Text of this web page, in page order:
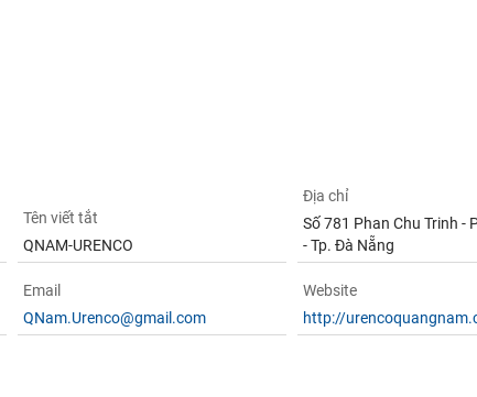
Tên viết tắt
QNAM-URENCO
Địa chỉ
Số 781 Phan Chu Trinh -
- Tp. Đà Nẵng
Email
QNam.Urenco@gmail.com
Website
http://